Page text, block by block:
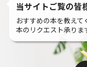
当サイトご覧の皆
おすすめの本を教えて
本のリクエスト承りま